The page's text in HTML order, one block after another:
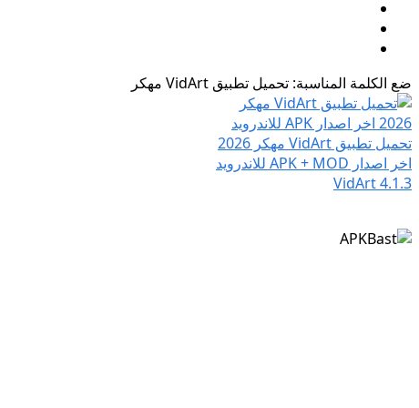
ضع الكلمة المناسبة: تحميل تطبيق VidArt مهكر
تحميل تطبيق VidArt مهكر 2026
اخر اصدار APK + MOD للاندرويد
4.1.3
VidArt